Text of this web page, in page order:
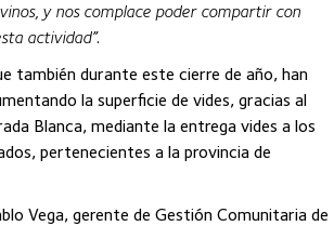
y nos complace poder compartir con
actividad”.
también durante este cierre de año, han
la superficie de vides, gracias al
Blanca, mediante la entrega vides a los
pertenecientes a la provincia de
Vega, gerente de Gestión Comunitaria de